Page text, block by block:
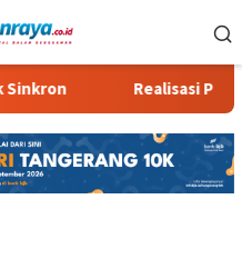
Realisasi PBBP2